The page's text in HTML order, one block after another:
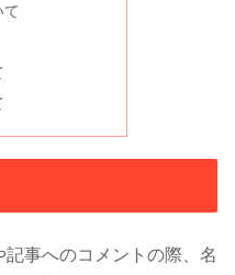
事へのコメントの際、名